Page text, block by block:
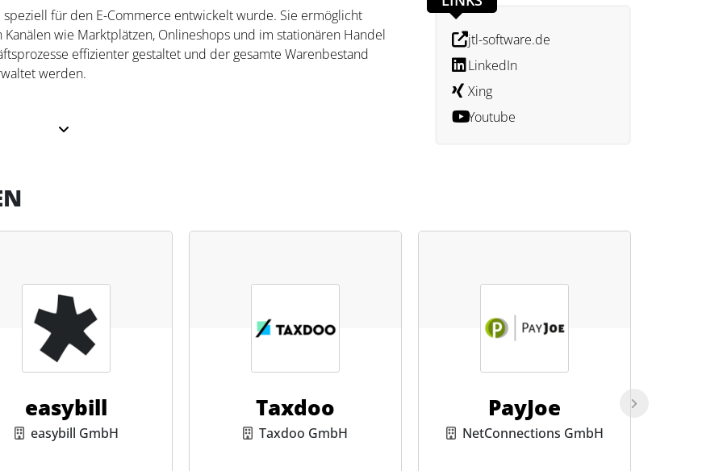
speziell für den E-Commerce entwickelt wurde. Sie ermöglicht
wie Marktplätzen, Onlineshops und im stationären Handel
effizienter gestaltet und der gesamte Warenbestand
werden.
optimal zu skalieren.
jtl-software.de
LinkedIn
Xing
Youtube
easybill
easybill GmbH
Taxdoo
Taxdoo GmbH
PayJoe
NetConnections GmbH